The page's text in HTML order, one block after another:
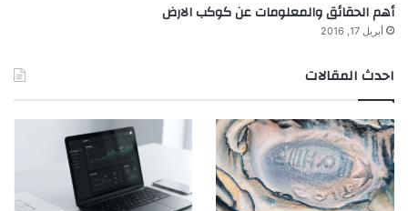
أهم الحقائق والمعلومات عن كوكب الارض
أبريل 17, 2016
احدث المقالات